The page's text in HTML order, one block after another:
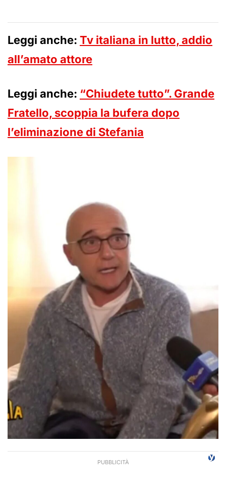
Leggi anche: Tv italiana in lutto, addio
all’amato attore
Leggi anche: “Chiudete tutto”. Grande
Fratello, scoppia la bufera dopo
l’eliminazione di Stefania